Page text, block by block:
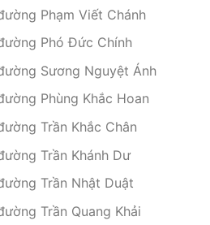
Phạm Viết Chánh
Phó Đức Chính
Sương Nguyệt Ánh
Phùng Khắc Hoan
Trần Khắc Chân
Trần Khánh Dư
Trần Nhật Duật
Trần Quang Khải